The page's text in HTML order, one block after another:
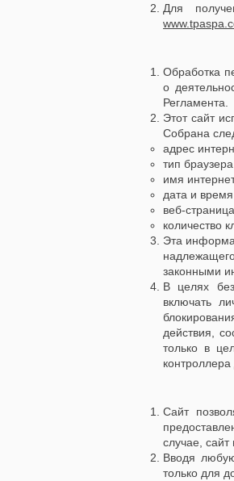
Для
Обработка
о
Регламента.
Этот сайт
Собрана
адрес
тип
имя
дата и
веб-
количество
Эта
законными
В целях
включать
действия,
только в
контроллера
Сайт
случае,
Вводя
только для